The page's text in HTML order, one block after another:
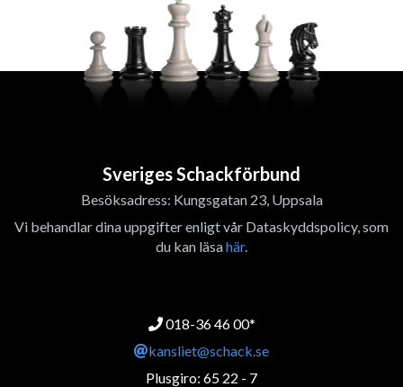
Sveriges Schackförbund
Besöksadress: Kungsgatan 23, Uppsala
Vi behandlar dina uppgifter enligt vår Dataskyddspolicy, som
du kan läsahär.
018-36 46 00*
kansliet@schack.se
Plusgiro: 65 22 - 7